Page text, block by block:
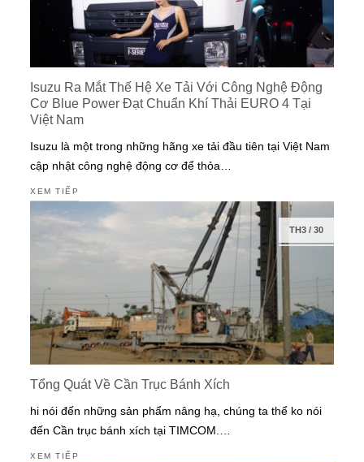
Isuzu Ra Mắt Thế Hệ Xe Tải Với Công Nghệ Động
Cơ Blue Power Đạt Chuẩn Khí Thải EURO 4 Tại
Việt Nam
Isuzu là một trong những hãng xe tải đầu tiên tại Việt Nam
cập nhật công nghệ động cơ để thỏa…
XEM TIẾP
TH3/ 30
Tổng Quát Về Cần Trục Bánh Xích
hi nói đến những sản phẩm nâng hạ, chúng ta thể ko nói
đến Cần trục bánh xích tại TIMCOM.…
XEM TIẾP